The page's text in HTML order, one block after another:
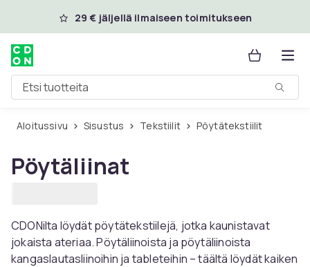
Ohita ja siirry pääsisältöön
29 € jäljellä ilmaiseen toimitukseen
Etsi tuotteita
Aloitussivu Sisustus Tekstiilit Pöytätekstiilit
Pöytäliinat
CDONilta löydät pöytätekstiilejä, jotka kaunistavat
jokaista ateriaa. Pöytäliinoista ja pöytäliinoista
kangaslautasliinoihin ja tableteihin – täältä löydät kaiken